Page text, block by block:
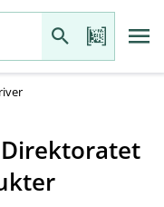
Direktoratet